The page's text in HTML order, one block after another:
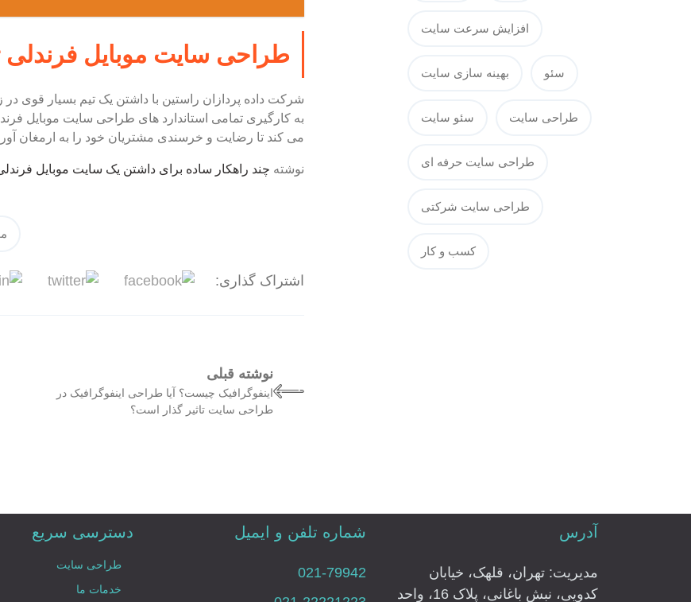
طراحی سایت موبایل فرندلی
شرکت داده پردازان راستین با داشتن یک تیم بسیار قوی
به کارگیری تمامی استاندارد های طراحی سایت موبایل
می کند تا رضایت و خرسندی مشتریان خود را به ارمغان
نوشته چند راهکار ساده برای داشتن یک سایت موبایل
اشتراک گذاری:
نوشته قبلی
اینفوگرافیک چیست؟ آیا طراحی اینفوگرافیک در
طراحی سایت تاثیر گذار است؟
افزایش سرعت سایت
بهینه سازی سایت سئو
سئو سایت طراحی سایت
طراحی سایت حرفه ای
طراحی سایت شرکتی
کسب و کار
دسترسی سریع
طراحی سایت
خدمات ما
شماره تلفن و ایمیل
021-79942
آدرس
مدیریت: تهران، قلهک، خیابان
کدویی، نبش باغانی، پلاک 16، واحد